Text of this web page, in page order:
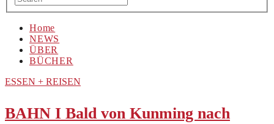
Home
NEWS
ÜBER
BÜCHER
ESSEN + REISEN
BAHN I Bald von Kunming nach